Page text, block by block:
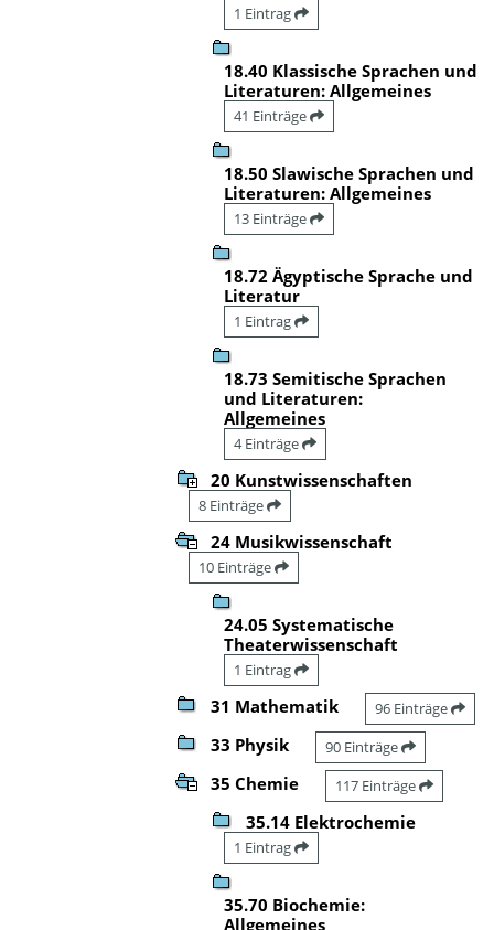
1 Eintrag
18.40 Klassische Sprachen und
Literaturen: Allgemeines
41 Einträge
18.50 Slawische Sprachen und
Literaturen: Allgemeines
13 Einträge
18.72 Ägyptische Sprache und
Literatur
1 Eintrag
18.73 Semitische Sprachen
und Literaturen:
Allgemeines
4 Einträge
20 Kunstwissenschaften
8 Einträge
24 Musikwissenschaft
10 Einträge
24.05 Systematische
Theaterwissenschaft
1 Eintrag
31 Mathematik 96 Einträge
33 Physik 90 Einträge
35 Chemie 117 Einträge
35.14 Elektrochemie
1 Eintrag
35.70 Biochemie:
Allgemeines